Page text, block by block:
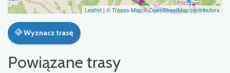
Leaflet | © Traseo Map© OpenStreetMap contributors
Wyznacz trasę
Powiązane trasy